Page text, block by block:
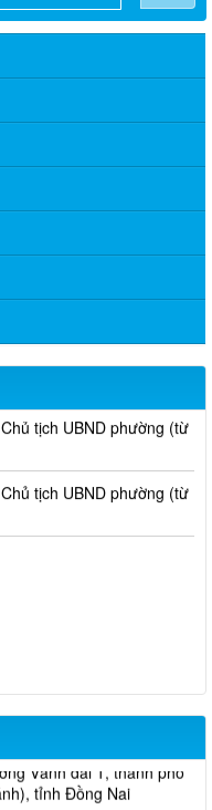
tịch UBND phường (từ
tịch, các Phó Chủ tịch
ngày 08/5/2026)
tịch UBND phường (từ
tịch UBND phường (từ
Nguyễn Thọ Thanh và
Vành đai 1, thành phố
tỉnh Đồng Nai